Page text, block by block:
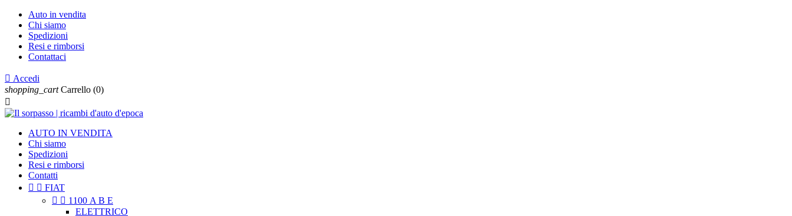
Auto in vendita
Chi siamo
Spedizioni
Resi e rimborsi
Contattaci
 Accedi
shopping_cart Carrello (0)

AUTO IN VENDITA
Chi siamo
Spedizioni
Resi e rimborsi
Contatti
  FIAT
  1100 A B E
ELETTRICO